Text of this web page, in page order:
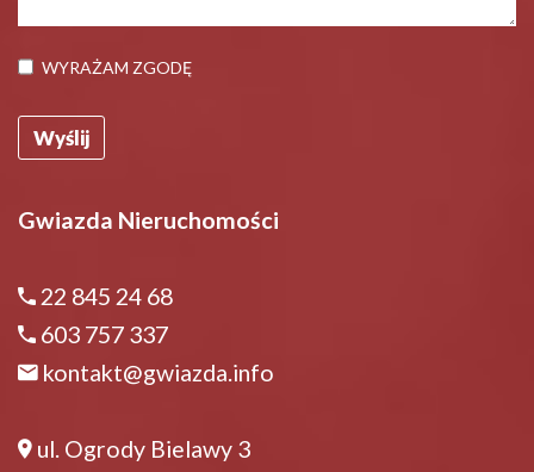
WYRAŻAM ZGODĘ
Gwiazda Nieruchomości
22 845 24 68
603 757 337
kontakt@gwiazda.info
ul. Ogrody Bielawy 3